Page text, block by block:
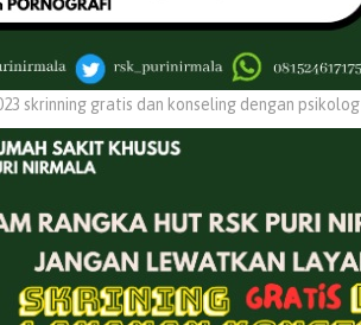
skrinning gratis dan konseling dengan psikolog